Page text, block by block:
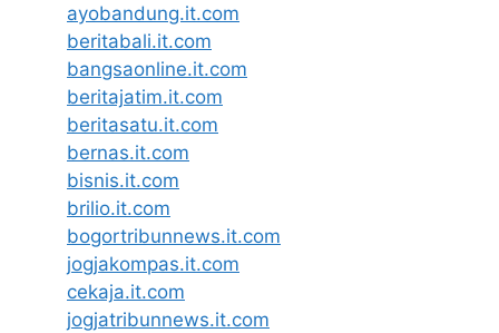
ayobandung.it.com
beritabali.it.com
bangsaonline.it.com
beritajatim.it.com
beritasatu.it.com
bernas.it.com
bisnis.it.com
brilio.it.com
bogortribunnews.it.com
jogjakompas.it.com
cekaja.it.com
jogjatribunnews.it.com